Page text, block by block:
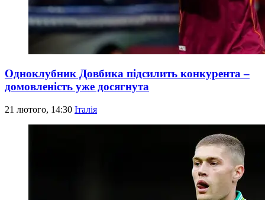
Одноклубник Довбика підсилить конкурента –
домовленість уже досягнута
21 лютого, 14:30 Італія